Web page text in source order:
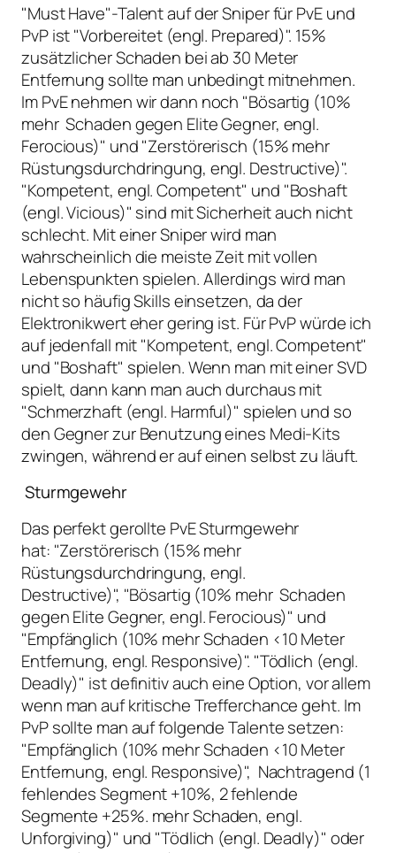
"Must Have"-Talent auf der Sniper für PvE und
PvP ist "Vorbereitet (engl. Prepared)". 15%
zusätzlicher Schaden bei ab 30 Meter
Entfernung sollte man unbedingt mitnehmen.
Im PvE nehmen wir dann noch "Bösartig (10%
mehr Schaden gegen Elite Gegner, engl.
Ferocious)" und "Zerstörerisch (15% mehr
Rüstungsdurchdringung, engl. Destructive)".
"Kompetent, engl. Competent" und "Boshaft
(engl. Vicious)" sind mit Sicherheit auch nicht
schlecht. Mit einer Sniper wird man
wahrscheinlich die meiste Zeit mit vollen
Lebenspunkten spielen. Allerdings wird man
nicht so häufig Skills einsetzen, da der
Elektronikwert eher gering ist. Für PvP würde ich
auf jedenfall mit "Kompetent, engl. Competent"
und "Boshaft" spielen. Wenn man mit einer SVD
spielt, dann kann man auch durchaus mit
"Schmerzhaft (engl. Harmful)" spielen und so
den Gegner zur Benutzung eines Medi-Kits
zwingen, während er auf einen selbst zu läuft.
Sturmgewehr
Das perfekt gerollte PvE Sturmgewehr
hat: "Zerstörerisch (15% mehr
Rüstungsdurchdringung, engl.
Destructive)", "Bösartig (10% mehr Schaden
gegen Elite Gegner, engl. Ferocious)" und
"Empfänglich (10% mehr Schaden <10 Meter
Entfernung, engl. Responsive)". "Tödlich (engl.
Deadly)" ist definitiv auch eine Option, vor allem
wenn man auf kritische Trefferchance geht. Im
PvP sollte man auf folgende Talente setzen:
"Empfänglich (10% mehr Schaden <10 Meter
Entfernung, engl. Responsive)", Nachtragend (1
fehlendes Segment +10%, 2 fehlende
Segmente +25%. mehr Schaden, engl.
Unforgiving)" und "Tödlich (engl. Deadly)" oder